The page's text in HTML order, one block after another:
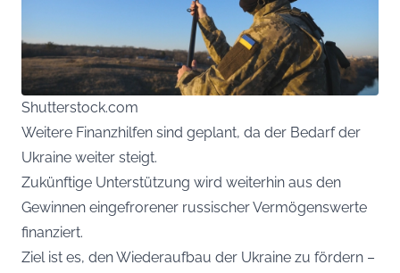
Shutterstock.com
Weitere Finanzhilfen sind geplant, da der Bedarf der
Ukraine weiter steigt.
Zukünftige Unterstützung wird weiterhin aus den
Gewinnen eingefrorener russischer Vermögenswerte
finanziert.
Ziel ist es, den Wiederaufbau der Ukraine zu fördern –